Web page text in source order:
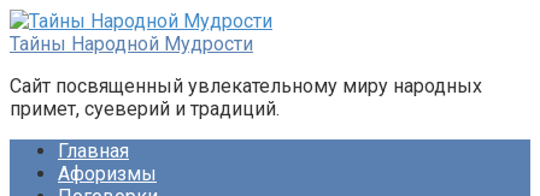
Перейти
к
Тайны Народной Мудрости
Сайт посвященный увлекательному миру народных
примет, суеверий и традиций.
Главная
Афоризмы